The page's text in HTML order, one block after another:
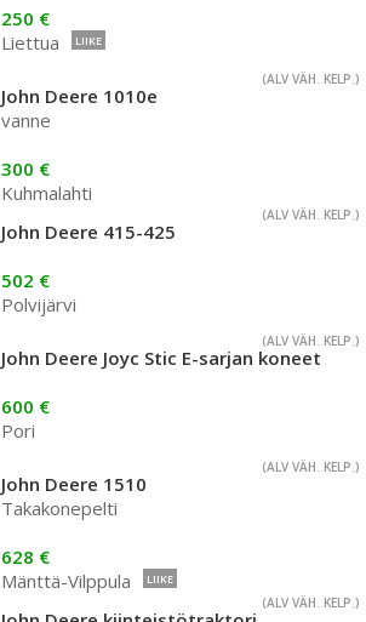
250 €
Liettua
LIIKE
(ALV VÄH. KELP.)
John Deere 1010e
vanne
300 €
Kuhmalahti
(ALV VÄH. KELP.)
John Deere 415-425
502 €
Polvijärvi
(ALV VÄH. KELP.)
John Deere Joyc Stic E-sarjan koneet
600 €
Pori
(ALV VÄH. KELP.)
John Deere 1510
Takakonepelti
628 €
Mänttä-Vilppula
LIIKE
(ALV VÄH. KELP.)